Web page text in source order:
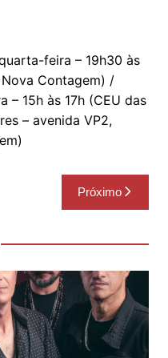
feira – 19h30 às
Contagem) /
– 15h às 17h (CEU das
– avenida VP2,
Próximo